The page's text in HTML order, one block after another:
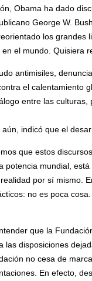
Obama ha dado
George W.
los grandes
el mundo. Quisiera
antimisiles,
el calentamiento
entre las
indicó que el
que estos
potencia mundial,
por sí mismo.
no es poca
que la
las disposiciones
no cesa de
En efecto,